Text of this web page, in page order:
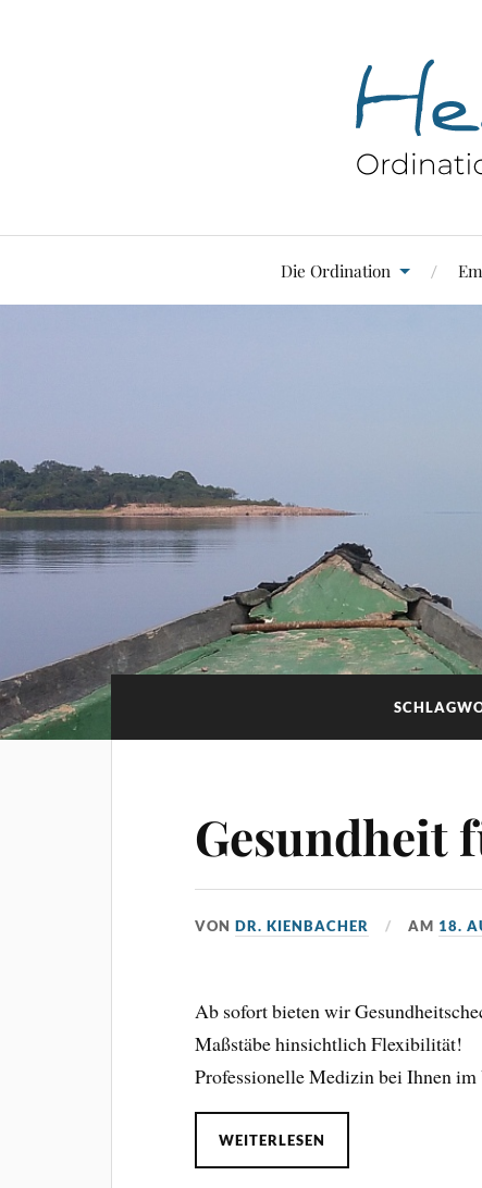
Die Ordination
Gesundheit
VONDR. KIENBACHER AM 18.
Ab sofort bieten wir
Maßstäbe hinsichtlich Flexibilität!
Professionelle Medizin bei Ihnen
WEITERLESEN